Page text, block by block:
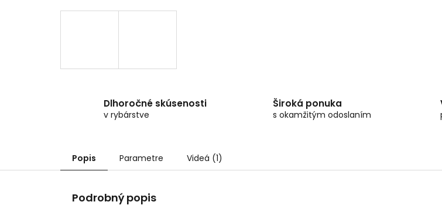
Dlhoročné skúsenosti
v rybárstve
Široká ponuka
s okamžitým odoslaním
Popis Parametre Videá (1)
Podrobný popis